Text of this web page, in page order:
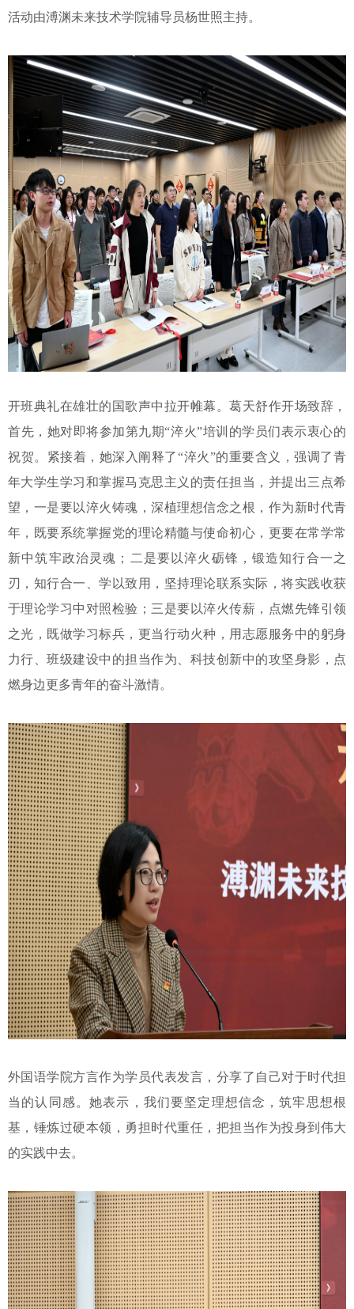
活动由溥渊未来技术学院辅导员杨世照主持。
开班典礼在雄壮的国歌声中拉开帷幕。葛天舒作开场致辞，
首先，她对即将参加第九期“淬火”培训的学员们表示衷心的
祝贺。紧接着，她深入阐释了“淬火”的重要含义，强调了青
年大学生学习和掌握马克思主义的责任担当，并提出三点希
望，一是要以淬火铸魂，深植理想信念之根，作为新时代青
年，既要系统掌握党的理论精髓与使命初心，更要在常学常
新中筑牢政治灵魂；二是要以淬火砺锋，锻造知行合一之
刃，知行合一、学以致用，坚持理论联系实际，将实践收获
于理论学习中对照检验；三是要以淬火传薪，点燃先锋引领
之光，既做学习标兵，更当行动火种，用志愿服务中的躬身
力行、班级建设中的担当作为、科技创新中的攻坚身影，点
燃身边更多青年的奋斗激情。
外国语学院方言作为学员代表发言，分享了自己对于时代担
当的认同感。她表示，我们要坚定理想信念，筑牢思想根
基，锤炼过硬本领，勇担时代重任，把担当作为投身到伟大
的实践中去。